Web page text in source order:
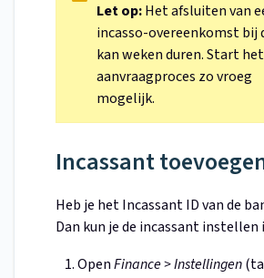
Let op:Het afsluiten van
incasso-overeenkomst bij
kan weken duren. Start het
aanvraagproces zo vroeg
mogelijk.
Incassant
Heb je het Incassant ID van de
Dan kun je de incassant instellen
OpenFinance > Instellingen